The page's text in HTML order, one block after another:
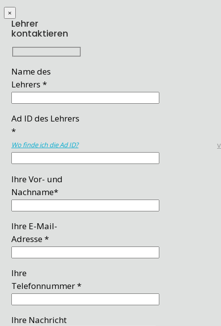
×
Lehrer
kontaktieren
Name des
Lehrers *
Ad ID des Lehrers
*
Wo finde ich die Ad ID?
Ihre Vor- und
Nachname*
Ihre E-Mail-
Adresse *
Ihre
Telefonnummer *
Ihre Nachricht